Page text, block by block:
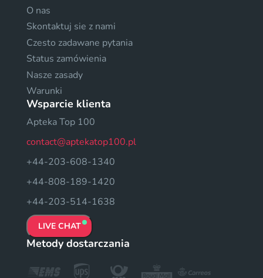
O nas
Skontaktuj sie z nami
Czesto zadawane pytania
Status zamówienia
Nasze zasady
Warunki
Wsparcie klienta
Apteka Top 100
contact@aptekatop100.pl
+44-203-608-1340
+44-808-189-1420
+44-203-514-1638
LIVE CHAT
Metody dostarczania